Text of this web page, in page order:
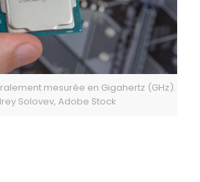
mesurée en Gigahertz (GHz).
Solovev, Adobe Stock